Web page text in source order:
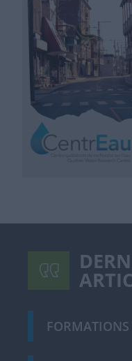
FORMATIONS